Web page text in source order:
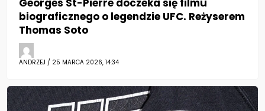
Georges St-Pierre doczeka się filmu
biograficznego o legendzie UFC. Reżyserem
Thomas Soto
ANDRZEJ / 25 MARCA 2026, 14:34